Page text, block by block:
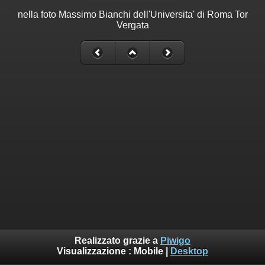
nella foto Massimo Bianchi dell'Universita' di Roma Tor
Vergata
Realizzato grazie a Piwigo
Visualizzazione : Mobile Desktop